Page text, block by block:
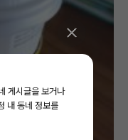
게시글을 보거나
내 동네 정보를